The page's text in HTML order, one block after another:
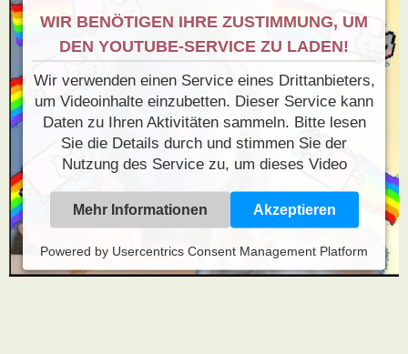
WIR BENÖTIGEN IHRE ZUSTIMMUNG, UM
DEN YOUTUBE-SERVICE ZU LADEN!
Wir verwenden einen Service eines Drittanbieters,
um Videoinhalte einzubetten. Dieser Service kann
Daten zu Ihren Aktivitäten sammeln. Bitte lesen
Sie die Details durch und stimmen Sie der
Nutzung des Service zu, um dieses Video
Mehr Informationen Akzeptieren
Powered by Usercentrics Consent Management Platform